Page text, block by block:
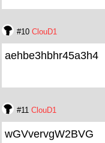
#10 ClouD1
aehbe3hbhr45a3h4
#11 ClouD1
wGVvervgW2BVG